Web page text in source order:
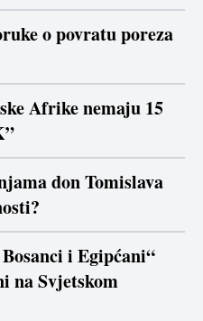
o povratu poreza
Afrike nemaju 15
don Tomislava
i Egipćani“
na Svjetskom